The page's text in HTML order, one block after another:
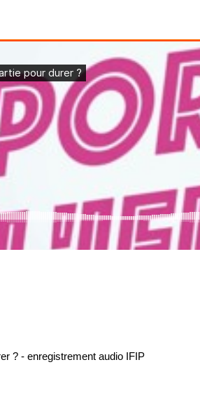
? - enregistrement audio IFIP